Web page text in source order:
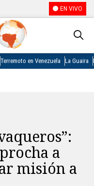
EN VIVO
Terremoto en Venezuela La Guaira
a
misión a